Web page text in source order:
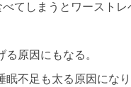
てしまうとワーストレ
原因にもなる。
不足も太る原因になり